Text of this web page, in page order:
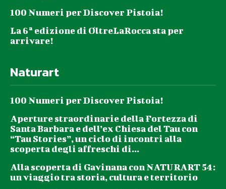
100 Numeri per Discover Pistoia!
La 6ª edizione di OltreLaRocca sta per
arrivare!
Naturart
100 Numeri per Discover Pistoia!
Aperture straordinarie della Fortezza di
Santa Barbara e dell’ex Chiesa del Tau con
“Tau Stories”, un ciclo di incontri alla
scoperta degli affreschi di...
Alla scoperta di Gavinana con NATURART 54:
un viaggio tra storia, cultura e territorio